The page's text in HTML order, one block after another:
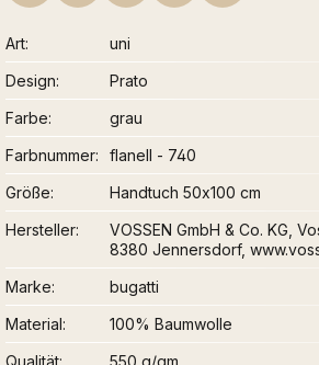
Art
uni
Design
Prato
Farbe
grau
Farbnummer
flanell - 740
Größe
Handtuch 50x100 cm
Hersteller
VOSSEN GmbH & Co. KG,
8380 Jennersdorf,
Marke
bugatti
Material
100% Baumwolle
Qualität
550 g/qm